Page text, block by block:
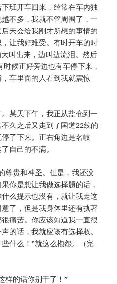
班开车回来，经常在车内独
不多，我就不管周围了，一
天会给我刚才所想的事情的
让我好难受。有时开车的时
叫出来，边叫边流泪。然后
候正好旁边也有车停下来，
车里面的人看到我就震惊
某天下午，我正从盐仓到一
久之后又走到了国道22线的
了下来。正右角边是名岐
自己的不满。
尊贵和神圣。但是，我还没
你是想让我做选择题的话，
么提示也没有，就让我走这
了，但是我身体里还有执著
痛苦。你应该知道我一直很
的话，我就应该有选择权。
什么！”就这么抱怨。（完
样的话你别干了！”